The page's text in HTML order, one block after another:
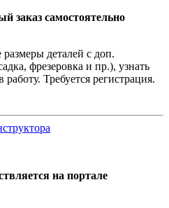
заказ самостоятельно
деталей с доп.
фрезеровка и пр.), узнать
работу. Требуется регистрация.
на портале